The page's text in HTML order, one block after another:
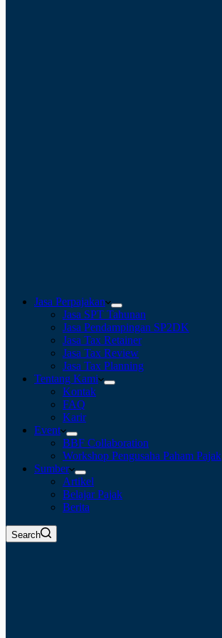
Jasa Perpajakan
Jasa SPT Tahunan
Jasa Pendampingan SP2DK
Jasa Tax Retainer
Jasa Tax Review
Jasa Tax Planning
Tentang Kami
Kontak
FAQ
Karir
Event
BBF Collaboration
Workshop Pengusaha Paham Pajak
Sumber
Artikel
Belajar Pajak
Berita
Search